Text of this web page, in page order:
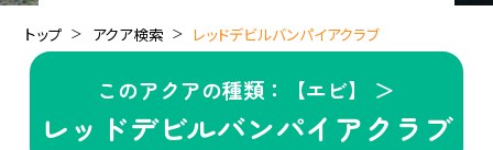
トップ アクア検索 レッドデビルバンパイアクラブ
このアクアの種類：【エビ】 ＞
レッドデビルバンパイアクラブ